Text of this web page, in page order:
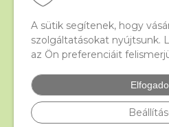
A sütik segítenek, hogy
szolgáltatásokat nyújtsunk.
az Ön preferenciáit
Gyakori